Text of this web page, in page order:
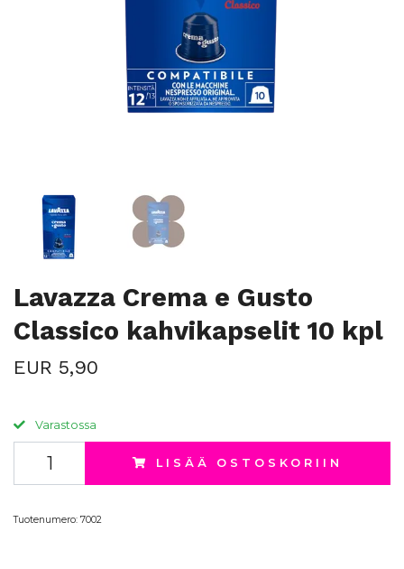
Lavazza Crema e Gusto
Classico kahvikapselit 10 kpl
EUR 5,90
Varastossa
LISÄÄ OSTOSKORIIN
Tuotenumero: 7002